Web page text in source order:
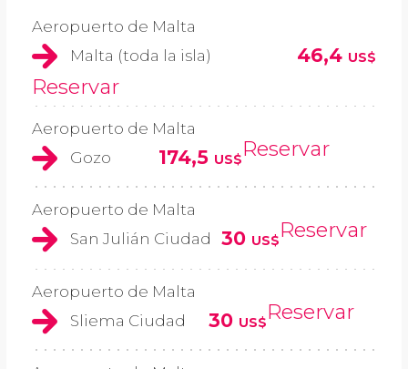
Aeropuerto de Malta
Malta (toda la isla)
46,4 US$
Reservar
Aeropuerto de Malta
Gozo
174,5 US$Reservar
Aeropuerto de Malta
San Julián Ciudad
30 US$Reservar
Aeropuerto de Malta
Sliema Ciudad
30 US$Reservar